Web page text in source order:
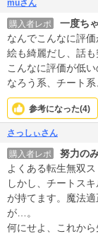
muさん
購入者レポ
一度ち
なんでこんなに評価
絵も綺麗だし、話
こんなに評価が低
なろう系、チート
参考になった(4)
さっしぃさん
購入者レポ
努力の
よくある転生無双ス
しかし、チートス
が持てます。魔法
が…。
何にせよ、これから